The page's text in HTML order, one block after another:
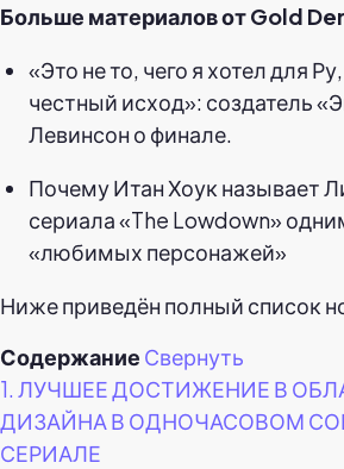
Больше материалов от Gold
«Это не то, чего я хотел для
честный исход»: создатель
Левинсон о финале.
Почему Итан Хоук называет
сериала «The Lowdown»
«любимых персонажей»
Ниже приведён полный список
Содержание Свернуть
1. ЛУЧШЕЕ ДОСТИЖЕНИЕ В
ДИЗАЙНА В ОДНОЧАСОВОМ
СЕРИАЛЕ